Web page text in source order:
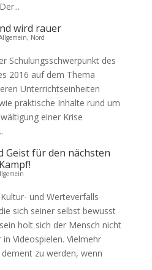
wird rauer
, Nord
Schulungsschwerpunkt des
2016 auf dem Thema
Unterrichtseinheiten
praktische Inhalte rund um
einer Krise
Geist für den nächsten
Kampf!
und Werteverfalls
sich seiner selbst bewusst
holt sich der Mensch nicht
Videospielen. Vielmehr
zu werden, wenn